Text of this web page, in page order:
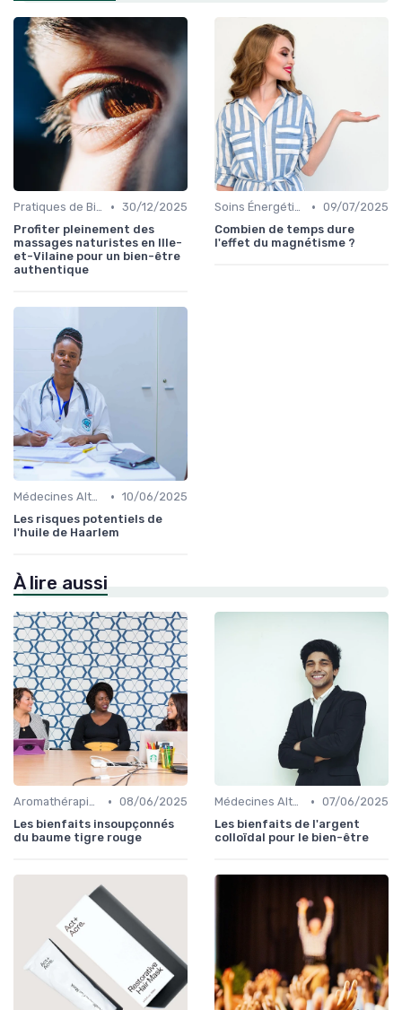
Pratiques de Bien-être Anciennes • 30/12/2025
Profiter pleinement des
massages naturistes en Ille-
et-Vilaine pour un bien-être
authentique
Soins Énergétiques • 09/07/2025
Combien de temps dure
l'effet du magnétisme ?
Médecines Alternatives • 10/06/2025
Les risques potentiels de
l'huile de Haarlem
À lire aussi
Aromathérapie et Phytothérapie • 08/06/2025
Les bienfaits insoupçonnés
du baume tigre rouge
Médecines Alternatives • 07/06/2025
Les bienfaits de l'argent
colloïdal pour le bien-être